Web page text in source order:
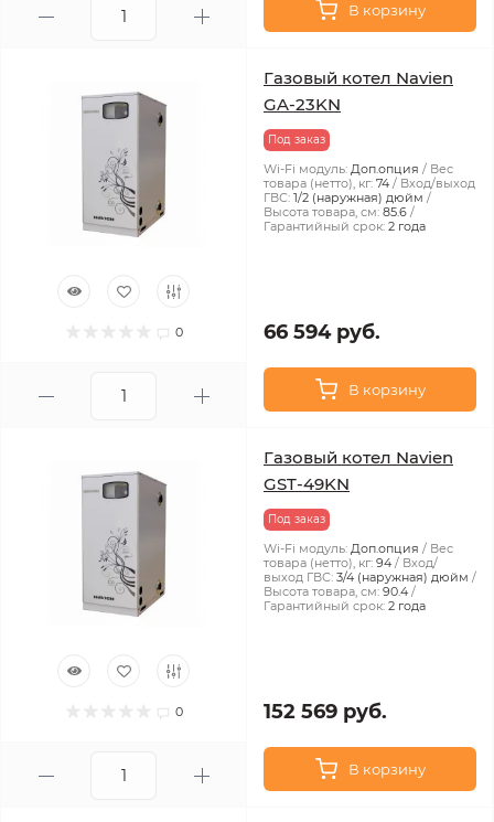
В корзину
0
Газовый котел Navien
GA-23KN
Под заказ
Wi-Fi модуль: Доп.опция
Вес
товара (нетто), кг: 74
Вход/выход
ГВС: 1/2 (наружная) дюйм
Высота товара, см: 85.6
Гарантийный срок: 2 года
66 594 руб.
В корзину
0
Газовый котел Navien
GST-49KN
Под заказ
Wi-Fi модуль: Доп.опция
Вес
товара (нетто), кг: 94
Вход/
выход ГВС: 3/4 (наружная) дюйм
Высота товара, см: 90.4
Гарантийный срок: 2 года
152 569 руб.
В корзину